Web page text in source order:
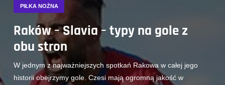
PIŁKA NOŻNA
Raków – Slavia – typy na gole z
obu stron
W jednym z najważniejszych spotkań Rakowa w całej jego
historii obejrzymy gole. Czesi mają ogromną jakość w